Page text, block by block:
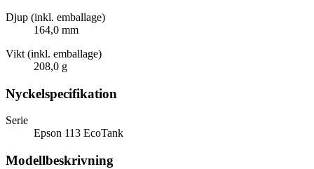
Djup (inkl. emballage)
164,0 mm
Vikt (inkl. emballage)
208,0 g
Nyckelspecifikation
Serie
Epson 113 EcoTank
Modellbeskrivning